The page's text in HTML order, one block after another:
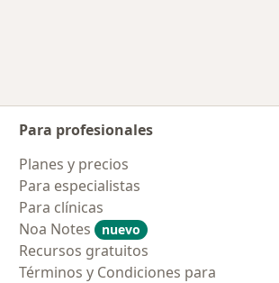
Para profesionales
Planes y precios
Para especialistas
Para clínicas
Noa Notes
nuevo
Recursos gratuitos
Términos y Condiciones para